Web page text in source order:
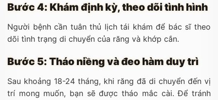
Bước 4: Khám định kỳ, theo dõi tình hình
Người bệnh cần tuân thủ lịch tái khám để bác sĩ theo
dõi tình trạng di chuyển của răng và khớp cắn.
Bước 5: Tháo niềng và đeo hàm duy trì
Sau khoảng 18-24 tháng, khi răng đã di chuyển đến vị
trí mong muốn, bạn sẽ được tháo mắc cài. Để tránh